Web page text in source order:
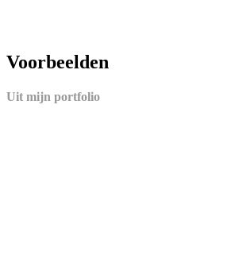
Voorbeelden
Uit mijn portfolio